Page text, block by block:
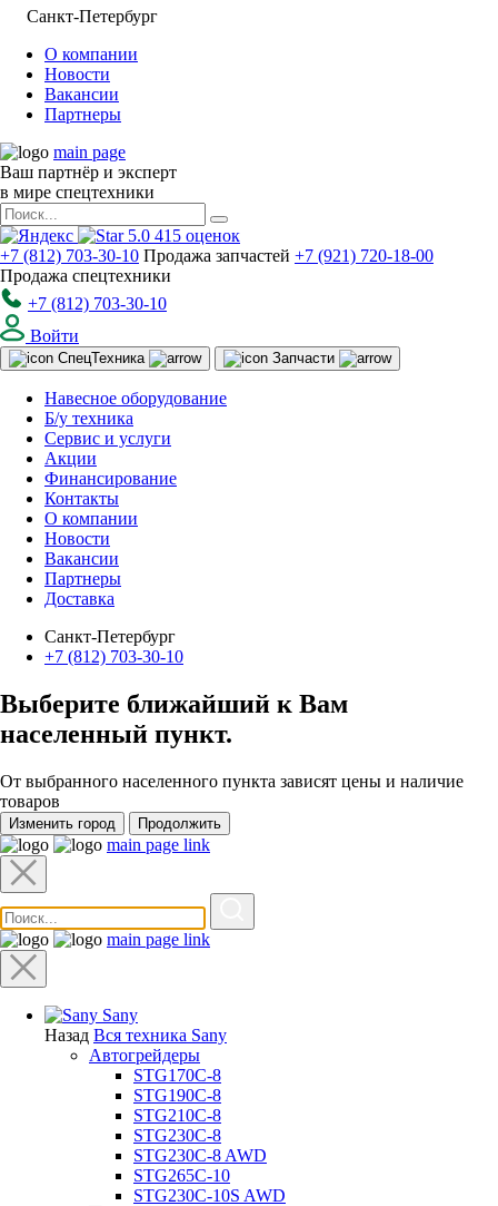
Санкт-Петербург
О компании
Новости
Вакансии
Партнеры
main page
Ваш партнёр и эксперт
в мире спецтехники
5.0 415 оценок
+7 (812) 703-30-10 Продажа запчастей +7 (921) 720-18-00
Продажа спецтехники
+7 (812) 703-30-10
Войти
СпецТехника Запчасти
Навесное оборудование
Б/у техника
Сервис и услуги
Акции
Финансирование
Контакты
О компании
Новости
Вакансии
Партнеры
Доставка
Санкт-Петербург
+7 (812) 703-30-10
Выберите ближайший к Вам
населенный пункт.
От выбранного населенного пункта зависят цены и наличие
товаров
Изменить город Продолжить
main page link
main page link
Sany
Назад Вся техника Sany
Автогрейдеры
STG170C-8
STG190C-8
STG210C-8
STG230C-8
STG230C-8 AWD
STG265C-10
STG230C-10S AWD